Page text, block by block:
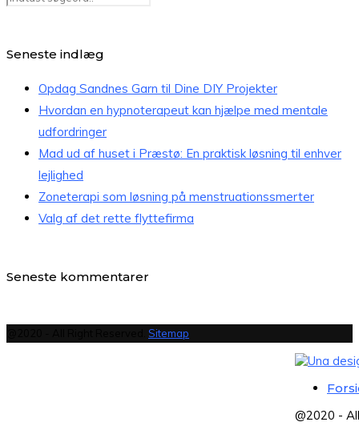
Seneste indlæg
Opdag Sandnes Garn til Dine DIY Projekter
Hvordan en hypnoterapeut kan hjælpe med mentale
udfordringer
Mad ud af huset i Præstø: En praktisk løsning til enhver
lejlighed
Zoneterapi som løsning på menstruationssmerter
Valg af det rette flyttefirma
Seneste kommentarer
Sitemap
@2020 -